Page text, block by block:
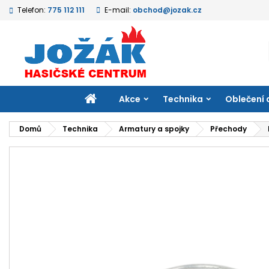
Telefon: 775 112 111 E-mail: obchod@jozak.cz
DOMŮAkce Technika Oblečení
Domů Technika Armatury a spojky Přechody